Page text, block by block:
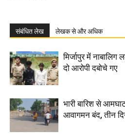
संबंधित लेख लेखक से और अधिक
मिर्जापुर में
दो आरोपी दबोचे गए
भारी बारिश से
आवागमन बंद, तीन